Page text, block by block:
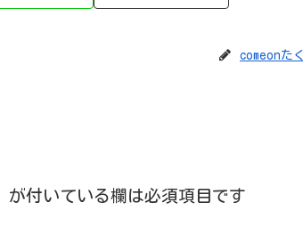
comeonたく
が付いている欄は必須項目です